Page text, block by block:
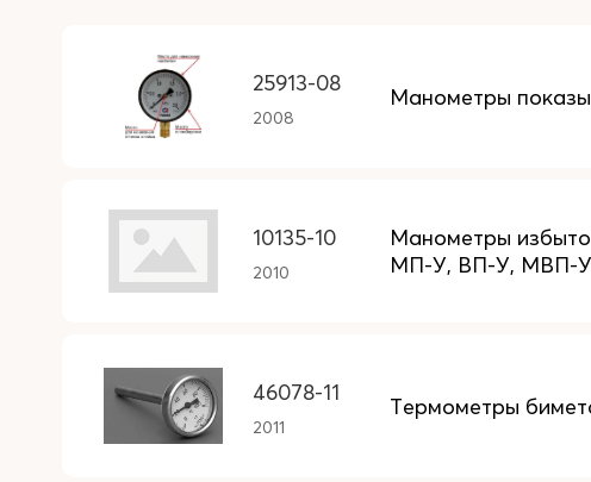
25913-08
2008
Манометры
10135-10
2010
Манометры
МП-У, ВП-У, МВП-У
46078-11
2011
Термометры